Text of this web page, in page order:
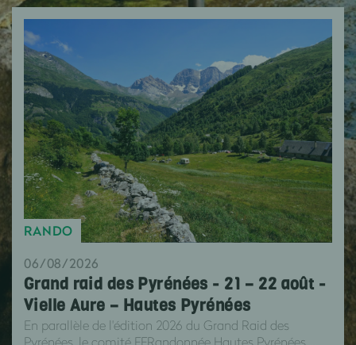
RANDO
06/08/2026
Grand raid des Pyrénées - 21 – 22 août -
Vielle Aure – Hautes Pyrénées
En parallèle de l'édition 2026 du Grand Raid des